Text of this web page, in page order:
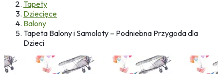
Tapety
Dziecięce
Balony
Tapeta Balony i Samoloty – Podniebna Przygoda dla
Dzieci